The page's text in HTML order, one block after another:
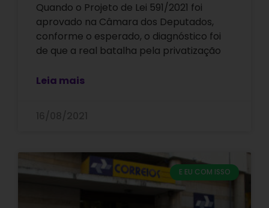
Quando o Projeto de Lei 591/2021 foi
aprovado na Câmara dos Deputados,
conforme o esperado, o diagnóstico foi
de que a real batalha pela privatização
Leia mais
E EU COM ISSO